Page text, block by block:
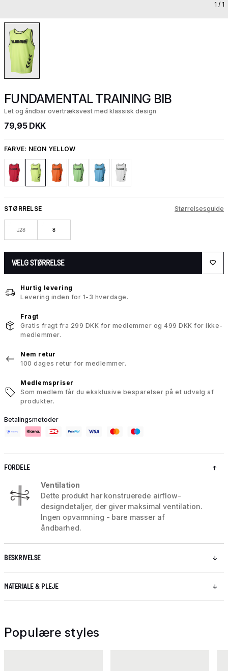
1 / 1
FUNDAMENTAL TRAINING BIB
Let og åndbar overtræksvest med klassisk design
79,95 DKK
FARVE: NEON YELLOW
STØRRELSE Størrelsesguide
128 8
VÆLG STØRRELSE
Hurtig levering
Levering inden for 1-3 hverdage.
Fragt
Gratis fragt fra 299 DKK for medlemmer og 499 DKK for ikke-
medlemmer.
Nem retur
100 dages retur for medlemmer.
Medlemspriser
Som medlem får du eksklusive besparelser på et udvalg af
produkter.
Betalingsmetoder
FORDELE
Ventilation
Dette produkt har konstruerede airflow-
designdetaljer, der giver maksimal ventilation.
Ingen opvarmning - bare masser af
åndbarhed.
BESKRIVELSE
MATERIALE & PLEJE
Populære styles